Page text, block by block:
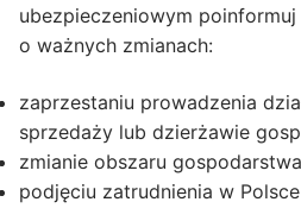
ubezpieczeniowym
o ważnych zmianach:
zaprzestaniu prowadzenia
sprzedaży lub dzierżawie
zmianie obszaru
podjęciu zatrudnienia w